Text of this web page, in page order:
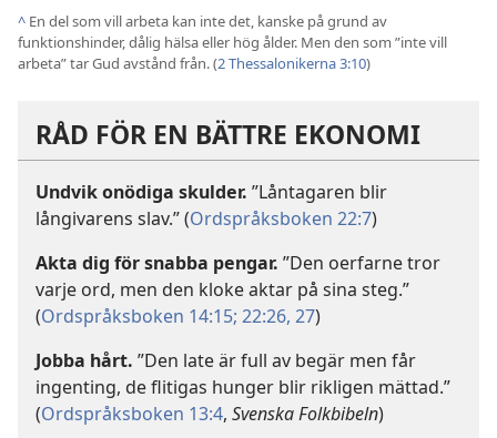
^ En del som vill arbeta kan inte det, kanske på grund av
funktionshinder, dålig hälsa eller hög ålder. Men den som ”inte vill
arbeta” tar Gud avstånd från. (2 Thessalonikerna 3:10)
RÅD FÖR EN BÄTTRE EKONOMI
Undvik onödiga skulder. ”Låntagaren blir
långivarens slav.” (Ordspråksboken 22:7)
Akta dig för snabba pengar. ”Den oerfarne tror
varje ord, men den kloke aktar på sina steg.”
(Ordspråksboken 14:15; 22:26, 27)
Jobba hårt. ”Den late är full av begär men får
ingenting, de flitigas hunger blir rikligen mättad.”
(Ordspråksboken 13:4, Svenska Folkbibeln)